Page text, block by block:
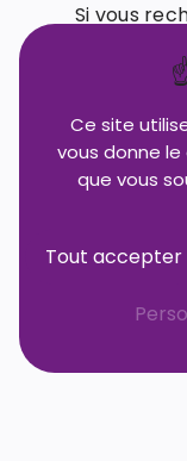
Si vous
domicile
Messy,
Services
heureux de
apporter
améliorer
Ce site
vous donne
que vous
Tout accepter